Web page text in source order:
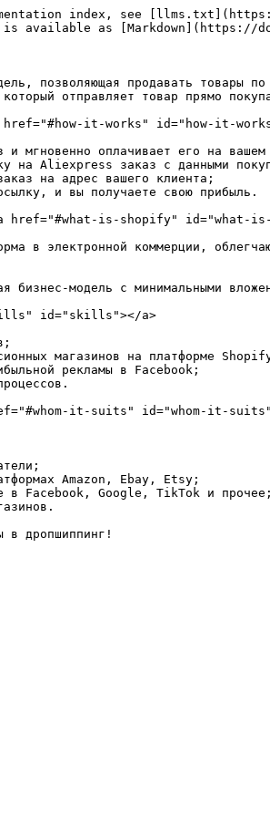
index, see
available as [Markdown](https://
позволяющая продавать
отправляет товар прямо
href="#how-it-works" id="how-it-
и мгновенно оплачивает его на
на Aliexpress заказ с данными
на адрес вашего клиента;
и вы получаете свою прибыль.
href="#what-is-shopify" id="what-
в электронной коммерции,
бизнес-модель с минимальными
id="skills"></a>
магазинов на платформе
рекламы в Facebook;
it-suits" id="whom-it-
Amazon, Ebay, Etsy;
в Facebook, Google, TikTok и прочее;